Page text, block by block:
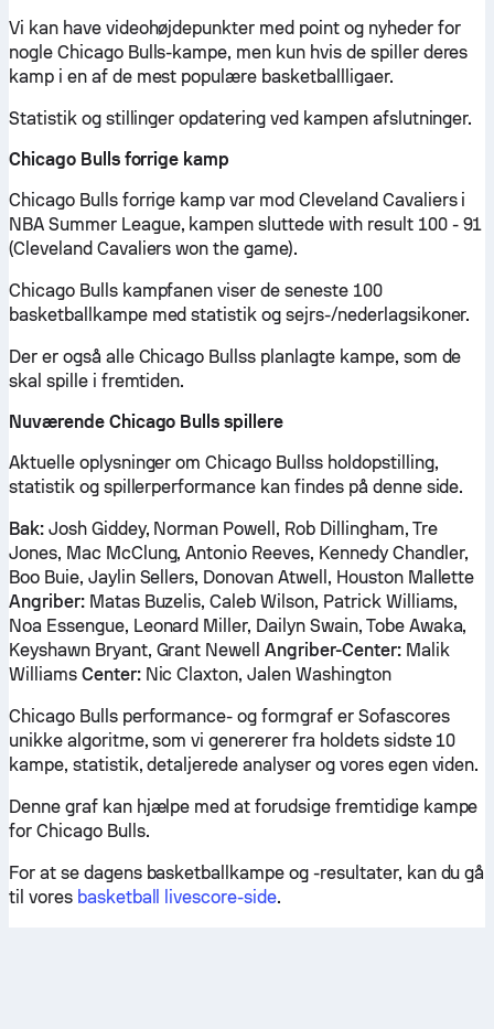
Vi kan have videohøjdepunkter med point og nyheder for
nogle Chicago Bulls-kampe, men kun hvis de spiller deres
kamp i en af de mest populære basketballligaer.
Statistik og stillinger opdatering ved kampen afslutninger.
Chicago Bulls forrige kamp
Chicago Bulls forrige kamp var mod Cleveland Cavaliers i
NBA Summer League, kampen sluttede with result 100 - 91
(Cleveland Cavaliers won the game).
Chicago Bulls kampfanen viser de seneste 100
basketballkampe med statistik og sejrs-/nederlagsikoner.
Der er også alle Chicago Bullss planlagte kampe, som de
skal spille i fremtiden.
Nuværende Chicago Bulls spillere
Aktuelle oplysninger om Chicago Bullss holdopstilling,
statistik og spillerperformance kan findes på denne side.
Bak:Josh Giddey, Norman Powell, Rob Dillingham, Tre
Jones, Mac McClung, Antonio Reeves, Kennedy Chandler,
Boo Buie, Jaylin Sellers, Donovan Atwell, Houston Mallette
Angriber:Matas Buzelis, Caleb Wilson, Patrick Williams,
Noa Essengue, Leonard Miller, Dailyn Swain, Tobe Awaka,
Keyshawn Bryant, Grant NewellAngriber-Center:Malik
Williams Center:Nic Claxton, Jalen Washington
Chicago Bulls performance- og formgraf er Sofascores
unikke algoritme, som vi genererer fra holdets sidste 10
kampe, statistik, detaljerede analyser og vores egen viden.
Denne graf kan hjælpe med at forudsige fremtidige kampe
for Chicago Bulls.
For at se dagens basketballkampe og -resultater, kan du gå
til vores basketball livescore-side.